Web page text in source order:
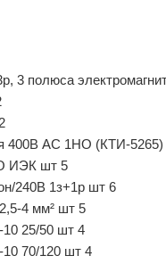
3 полюса
400В AC 1НО (КТИ-
ИЭК шт 5
240В 1з+1р шт 6
4 мм² шт 5
25/50 шт 4
70/120 шт 4